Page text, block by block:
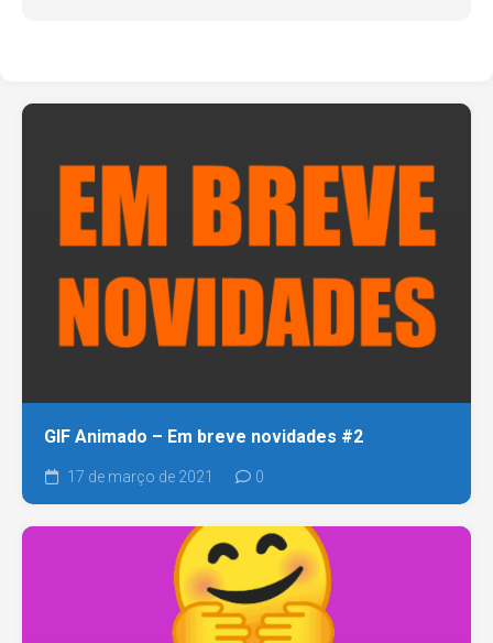
GIF Animado – Em breve novidades #2
17 de março de 2021 0